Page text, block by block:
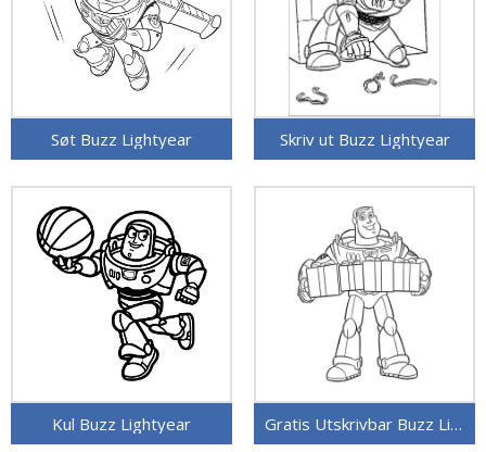
Søt Buzz Lightyear Skriv ut Buzz Lightyear
Kul Buzz Lightyear Gratis Utskrivbar Buzz Lightyear